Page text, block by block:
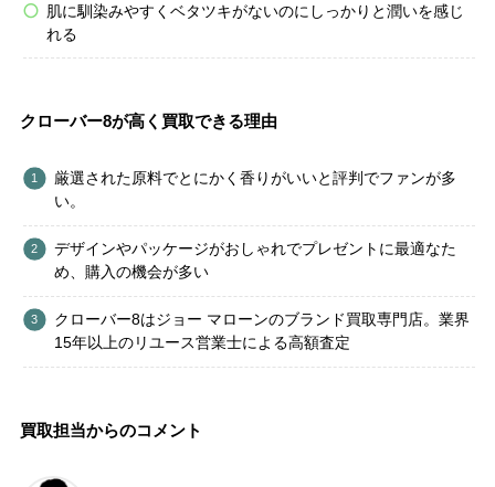
肌に馴染みやすくベタツキがないのにしっかりと潤いを感じ
れる
クローバー8が高く買取できる理由
厳選された原料でとにかく香りがいいと評判でファンが多
い。
デザインやパッケージがおしゃれでプレゼントに最適なた
め、購入の機会が多い
クローバー8はジョー マローンのブランド買取専門店。業界
15年以上のリユース営業士による高額査定
買取担当からのコメント